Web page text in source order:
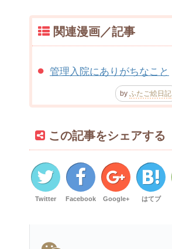
関連漫画／記事
管理入院にありがちなこと
by ふたご絵日記
この記事をシェアする
Twitter Facebook Google+ はてブ